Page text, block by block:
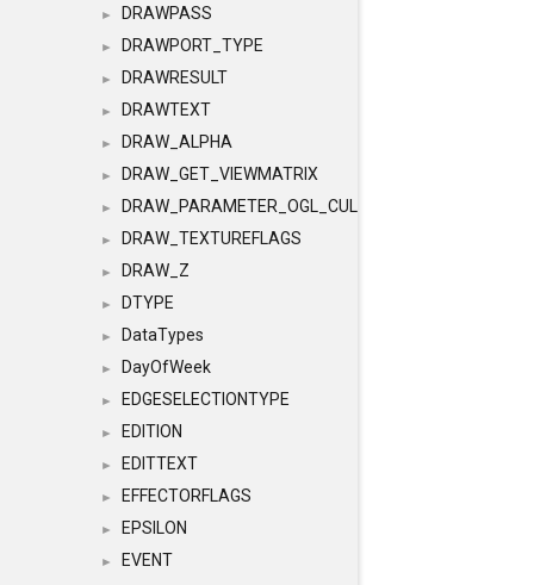
► DRAWPASS
► DRAWPORT_TYPE
► DRAWRESULT
► DRAWTEXT
► DRAW_ALPHA
► DRAW_GET_VIEWMATRIX
► DRAW_PARAMETER_OGL_CULLING
► DRAW_TEXTUREFLAGS
► DRAW_Z
► DTYPE
► DataTypes
► DayOfWeek
► EDGESELECTIONTYPE
► EDITION
► EDITTEXT
► EFFECTORFLAGS
► EPSILON
►
EVENT